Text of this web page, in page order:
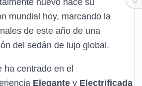
mundial hoy, marcando la
de este año de una
del sedán de lujo global.
ha centrado en el
Elegante y Electrificada